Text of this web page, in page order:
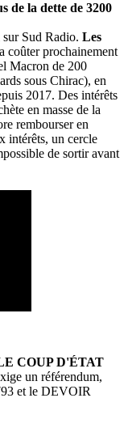
de la dette de 3200
Sud Radio. Les
coûter prochainement
Macron de 200
sous Chirac), en
2017. Des intérêts
en masse de la
rembourser en
intérêts, un cercle
de sortir avant
COUP D'ÉTAT
un référendum,
et le DEVOIR